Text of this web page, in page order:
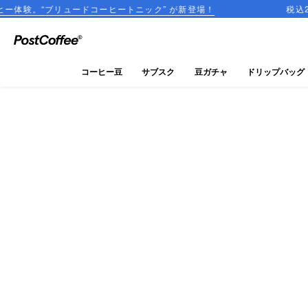
ードコーヒートニック” が新登場！ 税込2,000円以上
close
コーヒー豆 サブスク 豆ガチャ ドリップバッグ